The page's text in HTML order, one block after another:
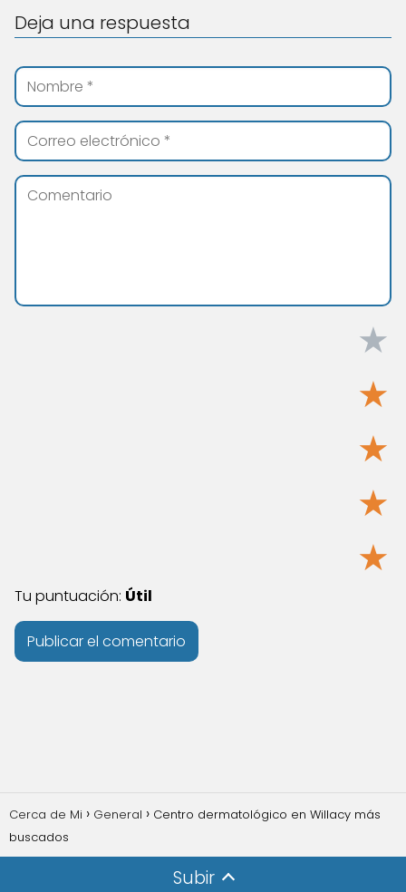
Deja una respuesta
★
★
★
★
★
Tu puntuación: Útil
Cerca de Mi General
Centro dermatológico en Willacy más
buscados
Subir